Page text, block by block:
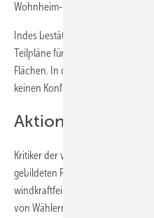
Wohnheim-Projektierer.
Indes bestätigte das
Teilpläne für Freiraumgestaltung
Flächen. In diesen entdeckten die
keinen Konflikt mit der
Aktionismus vor
Kritiker der von einer
gebildeten Regierung werfen
windkraftfeindlichen
von Wählern der